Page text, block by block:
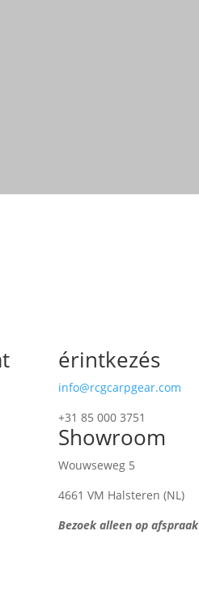
érintkezés
info@rcgcarpgear.com
+31 85 000 3751
Showroom
Wouwseweg 5
4661 VM Halsteren (NL)
Bezoek alleen op afspraak